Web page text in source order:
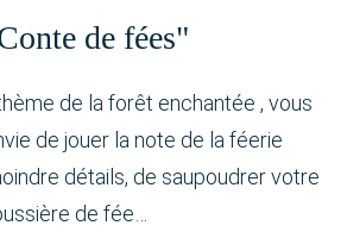
de fées"
de la forêt enchantée , vous
de jouer la note de la féerie
détails, de saupoudrer votre
de fée…